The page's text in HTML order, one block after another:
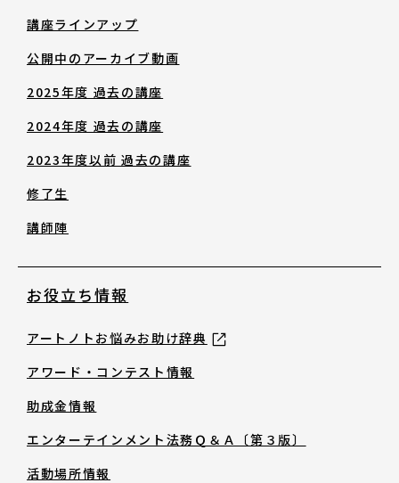
お役立ち情報
アワード・コンテスト情報
助成金情報
エンターテインメント法務Ｑ＆Ａ〔第３
版〕
講座ラインアップ
公開中のアーカイブ動画
2025年度 過去の講座
2024年度 過去の講座
2023年度以前 過去の講座
修了生
講師陣
お役立ち情報
アートノトお悩みお助け辞典
アワード・コンテスト情報
助成金情報
エンターテインメント法務Ｑ＆Ａ〔第３版〕
活動場所情報